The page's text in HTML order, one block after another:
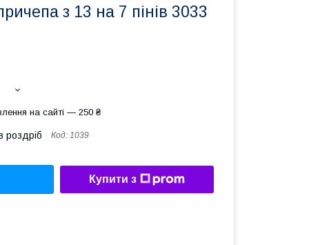
з 13 на 7 пінів 3033
на сайті — 250 ₴
роздріб Код: 1039
Купити з